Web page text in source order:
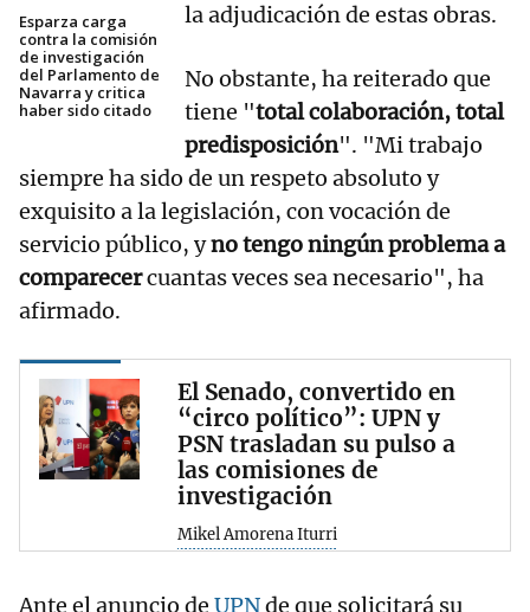
Esparza carga
contra la comisión
de investigación
del Parlamento de
Navarra y critica
haber sido citado
la adjudicación de estas obras.
No obstante, ha reiterado que
tiene "total colaboración, total
predisposición". "Mi trabajo
siempre ha sido de un respeto absoluto y
exquisito a la legislación, con vocación de
servicio público, yno tengo ningún problema a
comparecercuantas veces sea necesario", ha
afirmado.
El Senado, convertido en
“circo político”: UPN y
PSN trasladan su pulso a
las comisiones de
investigación
Mikel Amorena Iturri
Ante el anuncio de UPNde que solicitará su